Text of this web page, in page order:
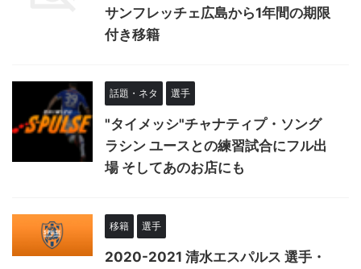
サンフレッチェ広島から1年間の期限
付き移籍
話題・ネタ 選手
"タイメッシ"チャナティプ・ソング
ラシン ユースとの練習試合にフル出
場 そしてあのお店にも
移籍 選手
2020-2021 清水エスパルス 選手・